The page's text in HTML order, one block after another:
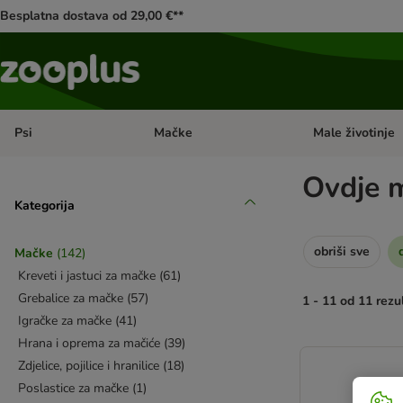
Besplatna dostava od 29,00 €**
Psi Pregled kategorija: Psi
Mačke Pregled kategorija:
Male životinje
Kategorija
Mačke (142)
Kreveti i jastuci za mačke (61)
Grebalice za mačke (57)
Igračke za mačke (41)
Hrana i oprema za mačiće (39)
Zdjelice, pojilice i hranilice (18)
Poslastice za mačke (1)
Ovdje
obriši sve
1 - 11 od 11